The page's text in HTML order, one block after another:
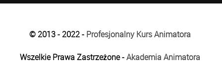
© 2013 - 2022 - Profesjonalny Kurs Animatora
Wszelkie Prawa Zastrzeżone -Akademia Animatora